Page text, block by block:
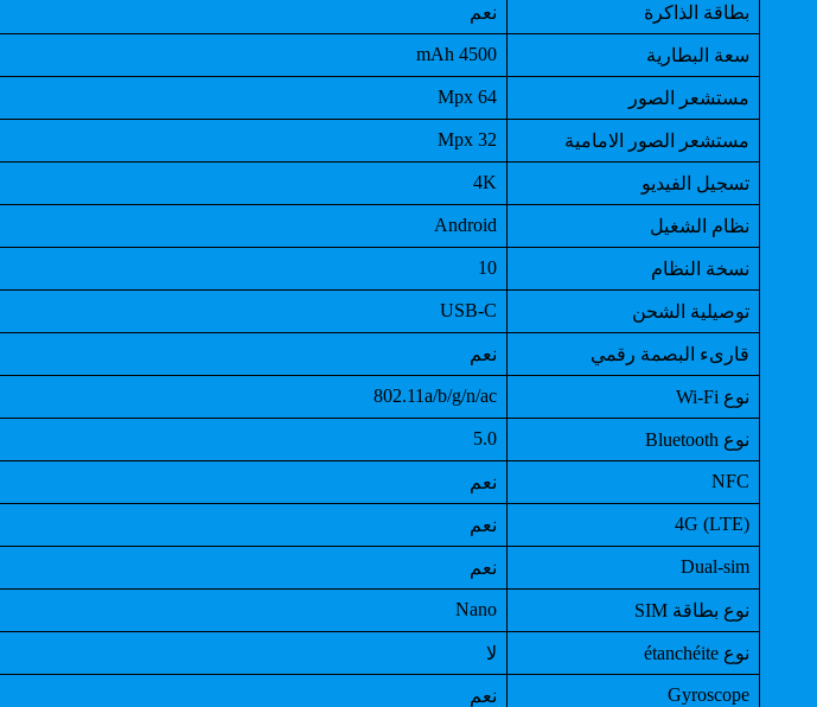
بطاقة الذاكرة نعم
سعة البطارية 4500 mAh
مستشعر الصور 64 Mpx
مستشعر الصور الامامية 32 Mpx
تسجيل الفيديو 4K
نظام الشغيل Android
نسخة النظام 10
توصيلية الشحن USB-C
قارىء البصمة رقمي نعم
نوع Wi-Fi 802.11a/b/g/n/ac
نوع Bluetooth 5.0
NFC نعم
4G (LTE) نعم
Dual-sim نعم
نوع بطاقة SIM Nano
نوع étanchéite لا
Gyroscope نعم